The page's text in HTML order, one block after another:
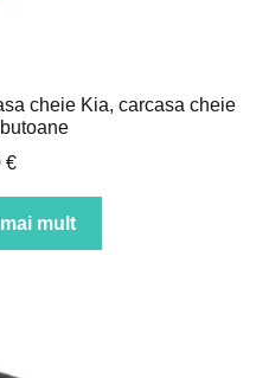
cheie Kia, carcasa cheie
€
mult